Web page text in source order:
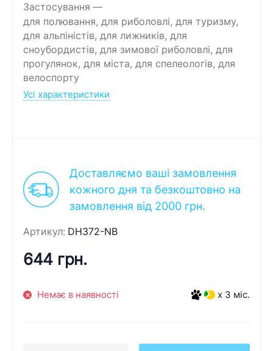
Застосування
для полювання, для риболовлі, для туризму,
для альпіністів, для лижників, для
сноубордистів, для зимової риболовлі, для
прогулянок, для міста, для спелеологів, для
велоспорту
Усі характеристики
Доставляємо ваші замовлення
кожного дня та безкоштовно на
замовлення від 2000 грн.
Артикул: DH372-NB
644 грн.
Немає в наявності x 3 міс.